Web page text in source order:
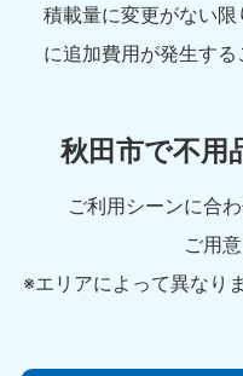
積載量に変更がない
に追加費用が発生する
秋田市で不用
ご利用シーンに合
ご用
※エリアによって異なり